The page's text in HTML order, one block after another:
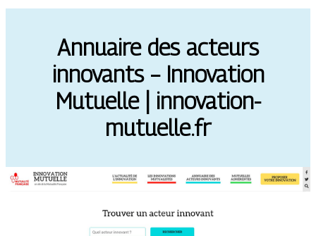
Annuaire des acteurs
innovants – Innovation
Mutuelle | innovation-
mutuelle.fr